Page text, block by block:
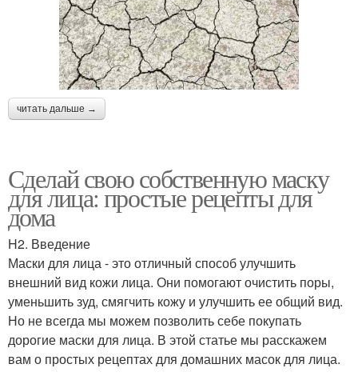
читать дальше →
Сделай свою собственную маску
для лица: простые рецепты для
дома
H2. Введение
Маски для лица - это отличный способ улучшить
внешний вид кожи лица. Они помогают очистить поры,
уменьшить зуд, смягчить кожу и улучшить ее общий вид.
Но не всегда мы можем позволить себе покупать
дорогие маски для лица. В этой статье мы расскажем
вам о простых рецептах для домашних масок для лица.